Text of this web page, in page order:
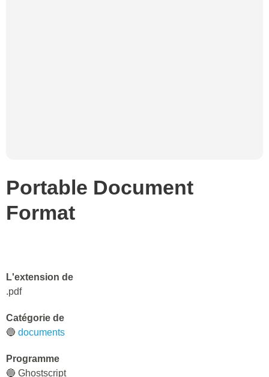
Portable Document
Format
L'extension de
.pdf
Catégorie de
🔵 documents
Programme
🔵 Ghostscript